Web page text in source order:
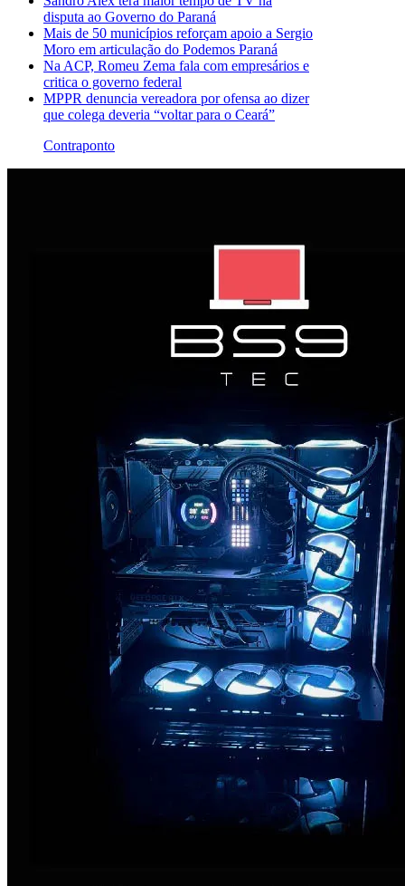
disputa ao Governo do Paraná
Mais de 50 municípios reforçam apoio a Sergio
Moro em articulação do Podemos Paraná
Na ACP, Romeu Zema fala com empresários e
critica o governo federal
MPPR denuncia vereadora por ofensa ao dizer
que colega deveria “voltar para o Ceará”
Contraponto